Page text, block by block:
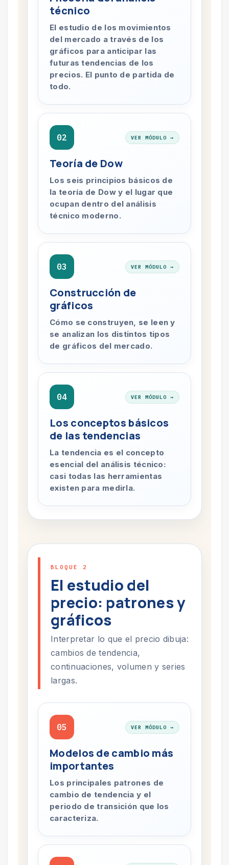
técnico
El estudio de los movimientos
del mercado a través de los
gráficos para anticipar las
futuras tendencias de los
precios. El punto de partida de
todo.
02 VER MÓDULO →
Teoría de Dow
Los seis principios básicos de
la teoría de Dow y el lugar que
ocupan dentro del análisis
técnico moderno.
03 VER MÓDULO →
Construcción de
gráficos
Cómo se construyen, se leen y
se analizan los distintos tipos
de gráficos del mercado.
04 VER MÓDULO →
Los conceptos básicos
de las tendencias
La tendencia es el concepto
esencial del análisis técnico:
casi todas las herramientas
existen para medirla.
BLOQUE 2
El estudio del
precio: patrones y
gráficos
Interpretar lo que el precio dibuja:
cambios de tendencia,
continuaciones, volumen y series
largas.
05 VER MÓDULO →
Modelos de cambio más
importantes
Los principales patrones de
cambio de tendencia y el
periodo de transición que los
caracteriza.